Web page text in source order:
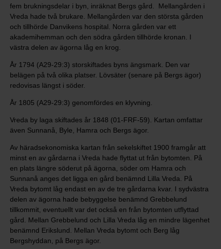
fem brukningsdelar i byn, inräknat Bergs gård. Mellangården i
Vreda hade två brukare. Mellangården var den största gården
och tillhörde Danvikens hospital. Norra gården var ett
akademihemman och den södra gården tillhörde kronan. I
västra delen av ägorna låg en krog.
År 1794 (A29-29:3) storskiftades byns ängsmark. Den var
belägen på två olika platser. Lövsäter (senare på Bergs ägor)
redovisas längst i söder.
År 1805 (A29-29:3) genomfördes en klyvning.
Vreda by laga skiftades år 1848 (01-FRF-59). Kartan omfattar
även Sunnanå, Byle, Hamra och Bergs ägor.
Av häradsekonomiska kartan från sekelskiftet 1900 framgår att
minst en av gårdarna i Vreda hade flyttat ut från bytomten. På
en plats längre söderut på ägorna, söder om Hamra och
Sunnanå anges det ligga en gård benämnd Lilla Vreda. På
Vreda bytomt låg endast en av de tre gårdarna kvar. I sydvästra
delen av ägorna hade bebyggelse benämnd Grebbelund
tillkommit, eventuellt var det också en från bytomten utflyttad
gård. Mellan Grebbelund och Lilla Vreda låg en mindre lägenhet
benämnd Erikslund. Mellan Vreda bytomt och Berg låg
Bergshyddan, på Bergs ägor.